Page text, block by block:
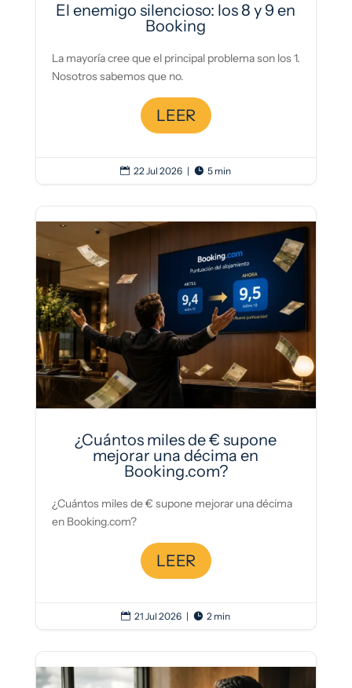
El enemigo silencioso: los 8 y 9 en
Booking
La mayoría cree que el principal problema son los 1.
Nosotros sabemos que no.
LEER
 22 Jul 2026 |  5 min
¿Cuántos miles de € supone
mejorar una décima en
Booking.com?
¿Cuántos miles de € supone mejorar una décima
en Booking.com?
LEER
 21 Jul 2026 |  2 min